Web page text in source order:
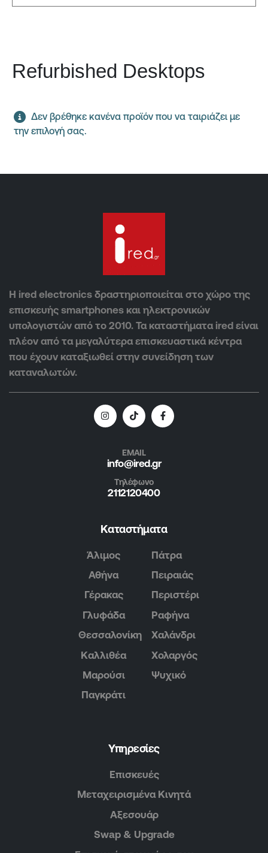
Refurbished Desktops
Δεν βρέθηκε κανένα προϊόν που να ταιριάζει με
την επιλογή σας.
Η ired electronics δραστηριοποιείται στο χώρο της
επισκευής smartphones και ηλεκτρονικών
υπολογιστών από το 2010. Τα καταστήματα ired είναι
πλέον από τα μεγαλύτερα επισκευαστικά κέντρα
που έχουν καταξιωθεί στην συνείδηση των
καταναλωτών.
EMAIL
info@ired.gr
Τηλέφωνο
2112120400
Καταστήματα
Άλιμος
Αθήνα
Γέρακας
Γλυφάδα
Θεσσαλονίκη
Καλλιθέα
Μαρούσι
Παγκράτι
Πάτρα
Πειραιάς
Περιστέρι
Ραφήνα
Χαλάνδρι
Χολαργός
Ψυχικό
Υπηρεσίες
Επισκευές
Μεταχειρισμένα Κινητά
Αξεσουάρ
Swap & Upgrade